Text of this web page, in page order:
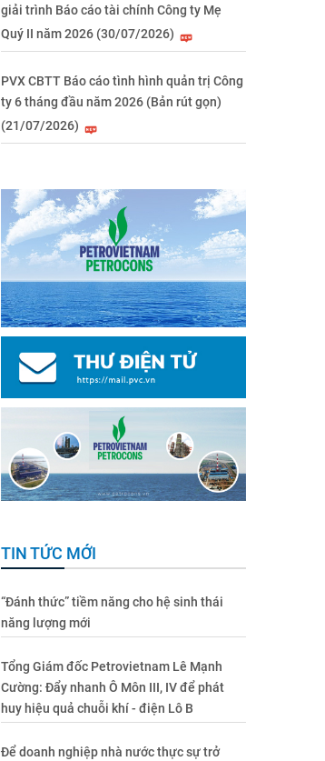
giải trình Báo cáo tài chính Công ty Mẹ
Quý II năm 2026 (30/07/2026)
PVX CBTT Báo cáo tình hình quản trị Công
ty 6 tháng đầu năm 2026 (Bản rút gọn)
(21/07/2026)
TIN TỨC MỚI
“Đánh thức” tiềm năng cho hệ sinh thái
năng lượng mới
Tổng Giám đốc Petrovietnam Lê Mạnh
Cường: Đẩy nhanh Ô Môn III, IV để phát
huy hiệu quả chuỗi khí - điện Lô B
Để doanh nghiệp nhà nước thực sự trở